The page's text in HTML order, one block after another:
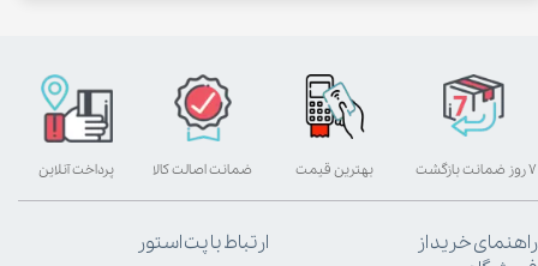
بهترین قیمت پرداخت آنلاین ۷ روز ضمانت بازگشت ضمانت اصالت کالا
راهنمای خرید از
ارتباط با پت استور